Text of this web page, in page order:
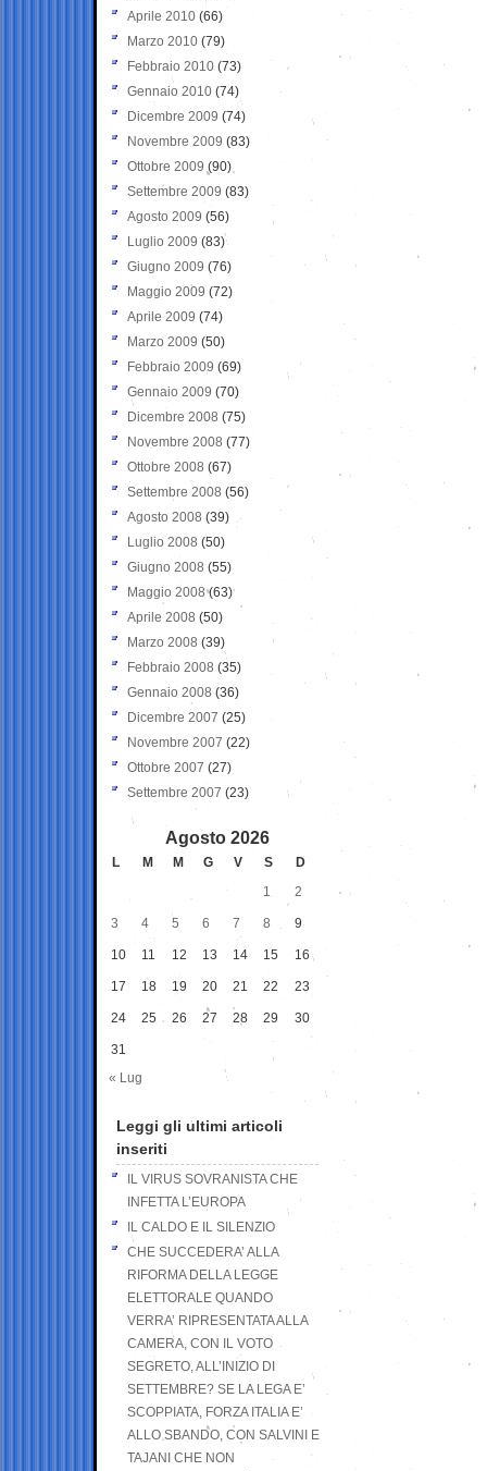
Aprile 2010 (66)
Marzo 2010 (79)
Febbraio 2010 (73)
Gennaio 2010 (74)
Dicembre 2009 (74)
Novembre 2009 (83)
Ottobre 2009 (90)
Settembre 2009 (83)
Agosto 2009 (56)
Luglio 2009 (83)
Giugno 2009 (76)
Maggio 2009 (72)
Aprile 2009 (74)
Marzo 2009 (50)
Febbraio 2009 (69)
Gennaio 2009 (70)
Dicembre 2008 (75)
Novembre 2008 (77)
Ottobre 2008 (67)
Settembre 2008 (56)
Agosto 2008 (39)
Luglio 2008 (50)
Giugno 2008 (55)
Maggio 2008(63)
Aprile 2008 (50)
Marzo 2008 (39)
Febbraio 2008 (35)
Gennaio 2008 (36)
Dicembre 2007 (25)
Novembre 2007 (22)
Ottobre 2007 (27)
Settembre 2007 (23)
Agosto 2026
L M M G V S
D
1
2
3 4 5 6 7 8 9
10 11 12 13 14 15 16
17 18 19 20 21 22 23
24 25 26 27 28 29 30
31
« Lug
Leggi gli ultimi articoli
inseriti
IL VIRUS SOVRANISTA CHE
INFETTA L’EUROPA
IL CALDO E IL SILENZIO
CHE SUCCEDERA’ ALLA
RIFORMA DELLA LEGGE
ELETTORALE QUANDO
VERRA’ RIPRESENTATA ALLA
CAMERA, CON IL VOTO
SEGRETO, ALL’INIZIO DI
SETTEMBRE? SE LA LEGA E’
SCOPPIATA, FORZA ITALIA E’
ALLO SBANDO, CON SALVINI E
TAJANI CHE NON